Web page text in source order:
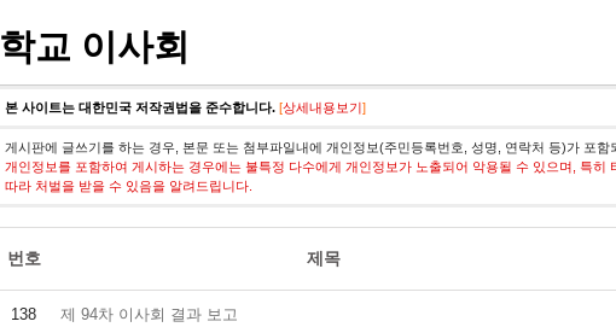
학교 이사회
본 사이트는 대한민국 저작권법을 준수합니다. [상세내용보기]
게시판에 글쓰기를 하는 경우, 본문 또는 첨부파일내에 개인정보(주민등록번호, 성명, 연락처 등)가 포함
개인정보를 포함하여 게시하는 경우에는 불특정 다수에게 개인정보가 노출되어 악용될 수 있으며, 특히
따라 처벌을 받을 수 있음을 알려드립니다.
번호 제목
138 제 94차 이사회 결과 보고